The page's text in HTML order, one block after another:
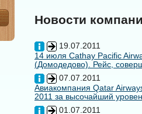
Новости
19.07.2011
14 июля Cathay Pacific
(Домодедово). Рейс,
07.07.2011
Авиакомпания Qatar
2011 за высочайший
01.07.2011